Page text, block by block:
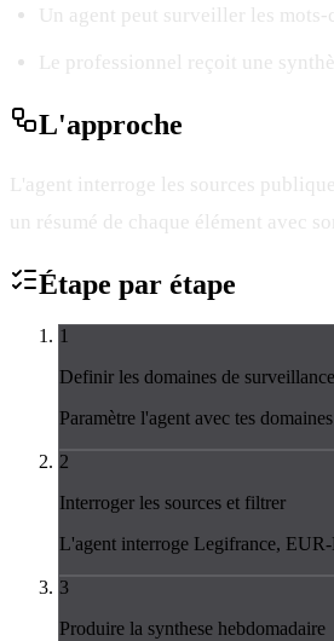
Un agent peut surveiller les
Le professionnel reçoit une
L'approche
L'agent interroge les sources
un résumé de chaque élément avec
Étape par étape
1
Definir les domaines de surveillance
Paramètre l'agent avec tes
2
Interroger les sources et filtrer
L'agent interroge Legifrance, EUR-
3
Produire la synthese hebdomadaire